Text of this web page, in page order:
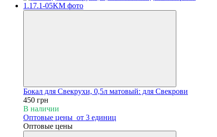
Бокал для Свекрухи, 0,5л матовый: для Свекрови
450 грн
В наличии
Оптовые цены от 3 единиц
Оптовые цены